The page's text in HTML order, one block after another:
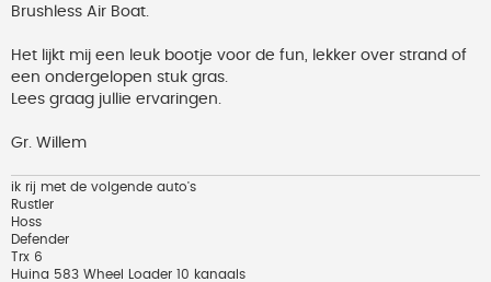
c
Brushless Air Boat.
Het lijkt mij een leuk bootje voor de fun, lekker over strand of
een ondergelopen stuk gras.
Lees graag jullie ervaringen.
Gr. Willem
ik rij met de volgende auto's
Rustler
Hoss
Defender
Trx 6
Huina 583 Wheel Loader 10 kanaals